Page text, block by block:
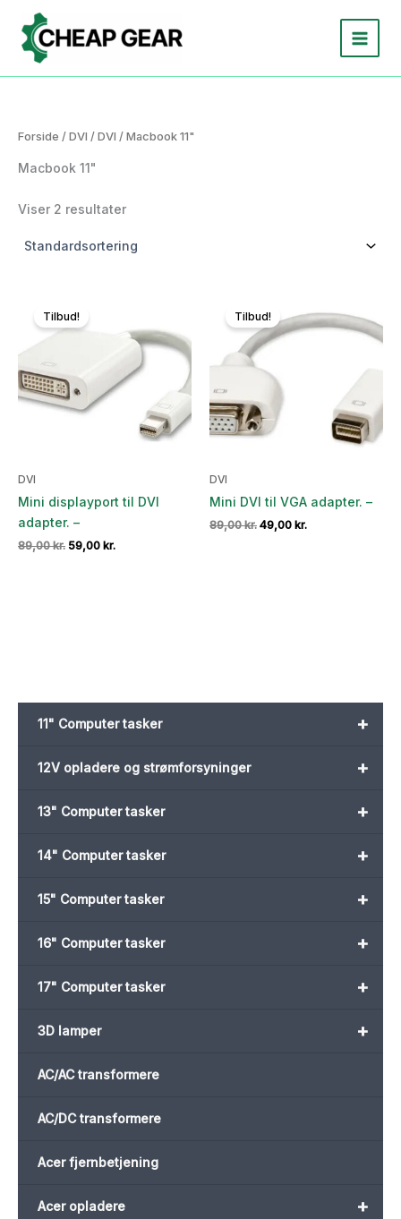
indholdet
+
11" Computer tasker
+
12V opladere og strømforsyninger
+
13" Computer tasker
+
14" Computer tasker
+
15" Computer tasker
+
16" Computer tasker
+
17" Computer tasker
+
3D lamper
AC/AC transformere
AC/DC transformere
Acer fjernbetjening
+
Acer opladere
Forside / DVI / DVI / Macbook 11"
Macbook 11"
Viser 2 resultater
Tilbud!
DVI
Mini displayport til DVI
adapter. –
89,00kr. Den
59,00 kr.Den
Tilbud!
DVI
Mini DVI til VGA adapter. –
89,00kr. Den
49,00 kr.Den